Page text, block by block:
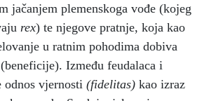
jačanjem plemenskoga vođe (kojeg
rex) te njegove pratnje, koja kao
u ratnim pohodima dobiva
Između feudalaca i
odnos vjernosti (fidelitas) kao izraz